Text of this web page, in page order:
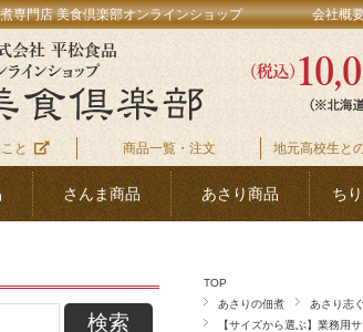
専門店 美食倶楽部オンラインショップ 会社概
と 商品一覧・注文 地元高校生と
さんま商品 あさり商品 ち
TOP
あさりの佃煮
あさり志
【サイズから選ぶ】業務用